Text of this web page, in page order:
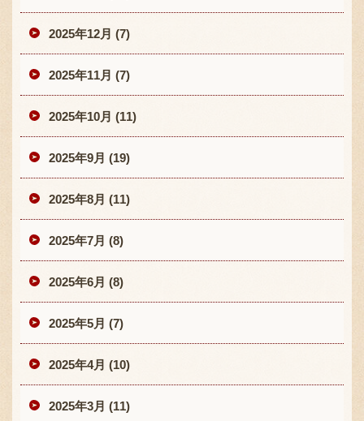
2025年12月 (7)
2025年11月 (7)
2025年10月 (11)
2025年9月 (19)
2025年8月 (11)
2025年7月 (8)
2025年6月 (8)
2025年5月 (7)
2025年4月 (10)
2025年3月 (11)